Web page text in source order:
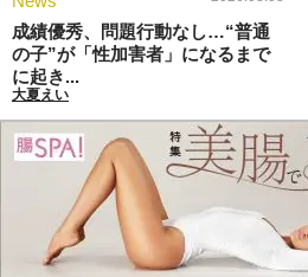
成績優秀、問題行動なし…“普通
の子”が「性加害者」になるまで
に起き...
大夏えい